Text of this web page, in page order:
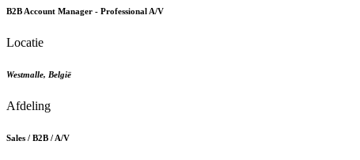
B2B Account Manager - Professional A/V
Locatie
Westmalle, België
Afdeling
Sales / B2B / A/V